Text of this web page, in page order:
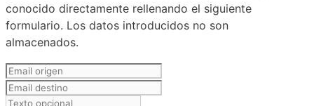
conocido directamente rellenando el siguiente
formulario. Los datos introducidos no son
almacenados.